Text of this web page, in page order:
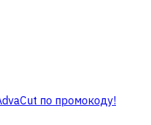
по промокоду!